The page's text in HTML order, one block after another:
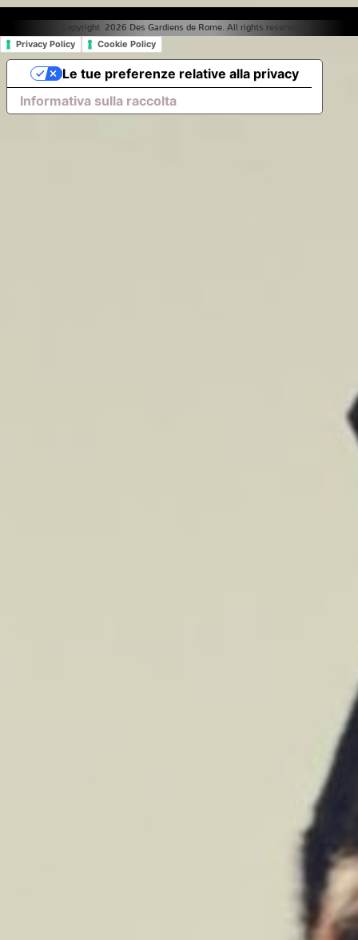
© Copyright 2026 Des Gardiens de Rome. All rights reserved. |
Privacy Policy Cookie Policy
Informativa sulla raccolta
Le tue preferenze relative alla privacy